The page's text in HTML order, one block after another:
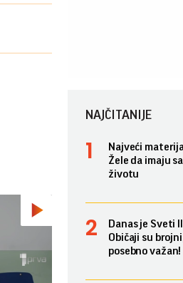
NAJČITANIJE
Najveći
Žele da imaju
životu
Danas je Sveti
Običaji su
posebno važan!